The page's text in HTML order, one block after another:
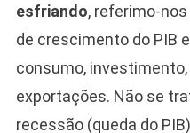
esfriando, referimo-
de crescimento do PIB
consumo,
exportações. Não se
recessão (queda do